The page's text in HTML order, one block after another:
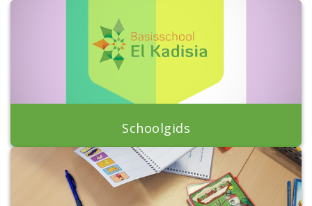
Schoolgids